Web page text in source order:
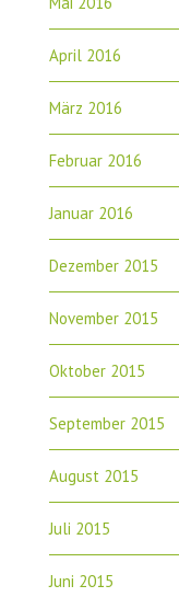
April 2016
März 2016
Februar 2016
Januar 2016
Dezember 2015
November 2015
Oktober 2015
September 2015
August 2015
Juli 2015
Juni 2015